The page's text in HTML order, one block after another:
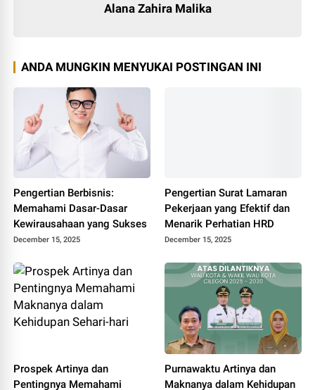
Alana Zahira Malika
ANDA MUNGKIN MENYUKAI POSTINGAN INI
Pengertian Berbisnis:
Memahami Dasar-Dasar
Kewirausahaan yang Sukses
December 15, 2025
Pengertian Surat Lamaran
Pekerjaan yang Efektif dan
Menarik Perhatian HRD
December 15, 2025
Prospek Artinya dan
Pentingnya Memahami
Purnawaktu Artinya dan
Maknanya dalam Kehidupan